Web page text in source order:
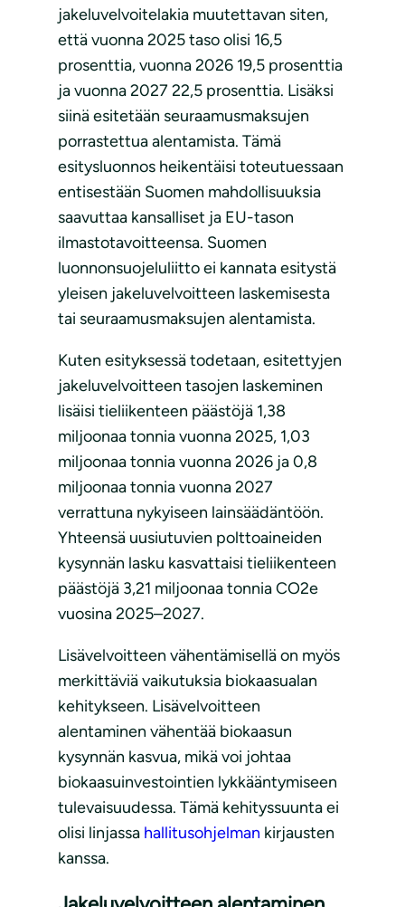
jakeluvelvoitelakia muutettavan siten,
että vuonna 2025 taso olisi 16,5
prosenttia, vuonna 2026 19,5 prosenttia
ja vuonna 2027 22,5 prosenttia. Lisäksi
siinä esitetään seuraamusmaksujen
porrastettua alentamista. Tämä
esitysluonnos heikentäisi toteutuessaan
entisestään Suomen mahdollisuuksia
saavuttaa kansalliset ja EU-tason
ilmastotavoitteensa. Suomen
luonnonsuojeluliitto ei kannata esitystä
yleisen jakeluvelvoitteen laskemisesta
tai seuraamusmaksujen alentamista.
Kuten esityksessä todetaan, esitettyjen
jakeluvelvoitteen tasojen laskeminen
lisäisi tieliikenteen päästöjä 1,38
miljoonaa tonnia vuonna 2025, 1,03
miljoonaa tonnia vuonna 2026 ja 0,8
miljoonaa tonnia vuonna 2027
verrattuna nykyiseen lainsäädäntöön.
Yhteensä uusiutuvien polttoaineiden
kysynnän lasku kasvattaisi tieliikenteen
päästöjä 3,21 miljoonaa tonnia CO2e
vuosina 2025–2027.
Lisävelvoitteen vähentämisellä on myös
merkittäviä vaikutuksia biokaasualan
kehitykseen. Lisävelvoitteen
alentaminen vähentää biokaasun
kysynnän kasvua, mikä voi johtaa
biokaasuinvestointien lykkääntymiseen
tulevaisuudessa. Tämä kehityssuunta ei
olisi linjassa hallitusohjelman kirjausten
kanssa.